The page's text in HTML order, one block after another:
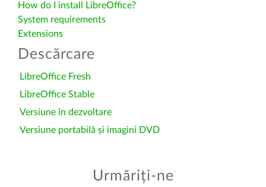
How do I install LibreOffice?
System requirements
Extensions
Descărcare
LibreOffice Fresh
LibreOffice Stable
Versiune în dezvoltare
Versiune portabilă și imagini DVD
Urmăriți-ne